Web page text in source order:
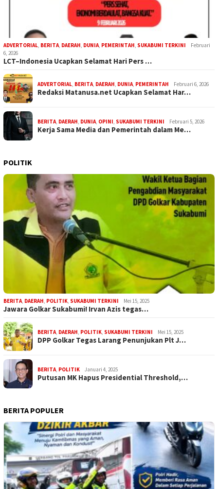
ADVERTORIAL, BERITA, DAERAH, DUNIA, PEMERINTAH, SUKABUMI TERKINI
Februari
6, 2026
LCT–Indonesia Ucapkan Selamat Hari Pers …
ADVERTORIAL, BERITA, DAERAH, DUNIA, PEMERINTAH Februari 6, 2026
Redaksi Matanusa.net Ucapkan Selamat Har…
BERITA, DAERAH, DUNIA, OPINI, SUKABUMI TERKINI Februari 5, 2026
Kerja Sama Media dan Pemerintah dalam Me…
POLITIK
BERITA, DAERAH, POLITIK, SUKABUMI TERKINI Mei 15, 2025
Jawara Golkar Sukabumi! Irvan Azis tegas…
BERITA, DAERAH, POLITIK, SUKABUMI TERKINI Mei 15, 2025
DPP Golkar Tegas Larang Penunjukan Plt J…
BERITA, POLITIK Januari 4, 2025
Putusan MK Hapus Presidential Threshold,…
BERITA POPULER